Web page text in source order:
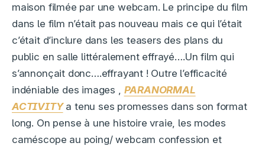
maison filmée par une webcam. Le principe du film
dans le film n’était pas nouveau mais ce qui l’était
c’était d’inclure dans les teasers des plans du
public en salle littéralement effrayé….Un film qui
s’annonçait donc….effrayant ! Outre l’efficacité
indéniable des images , PARANORMAL
ACTIVITYa tenu ses promesses dans son format
long. On pense à une histoire vraie, les modes
caméscope au poing/ webcam confession et